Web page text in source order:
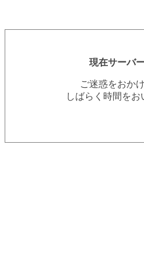
現在サーバ
ご迷惑をおか
しばらく時間を